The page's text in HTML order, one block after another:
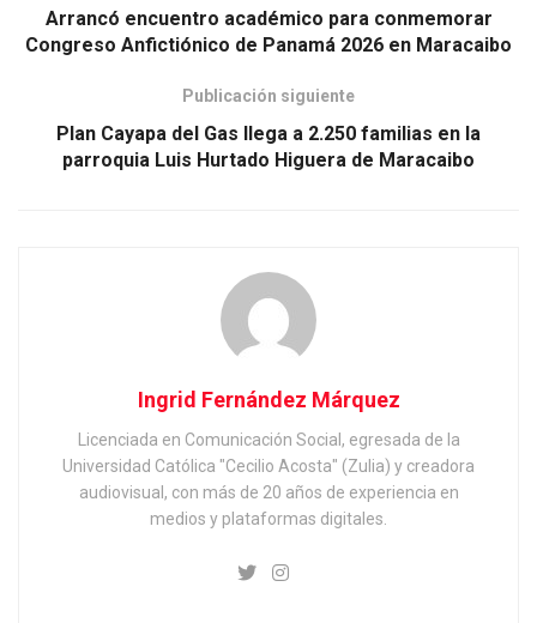
Arrancó encuentro académico para conmemorar
Congreso Anfictiónico de Panamá 2026 en Maracaibo
Publicación siguiente
Plan Cayapa del Gas llega a 2.250 familias en la
parroquia Luis Hurtado Higuera de Maracaibo
Ingrid Fernández Márquez
Licenciada en Comunicación Social, egresada de la
Universidad Católica "Cecilio Acosta" (Zulia) y creadora
audiovisual, con más de 20 años de experiencia en
medios y plataformas digitales.